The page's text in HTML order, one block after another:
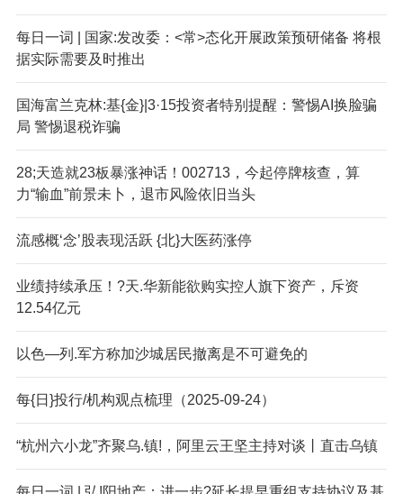
每日一词 | 国家:发改委：<常>态化开展政策预研储备 将根
据实际需要及时推出
国海富兰克林:基{金}|3·15投资者特别提醒：警惕AI换脸骗
局 警惕退税诈骗
28;天造就23板暴涨神话！002713，今起停牌核查，算
力“输血”前景未卜，退市风险依旧当头
流感概‘念’股表现活跃 {北}大医药涨停
业绩持续承压！?天.华新能欲购实控人旗下资产，斥资
12.54亿元
以色—列.军方称加沙城居民撤离是不可避免的
每{日}投行/机构观点梳理（2025-09-24）
“杭州六小龙”齐聚乌.镇!，阿里云王坚主持对谈丨直击乌镇